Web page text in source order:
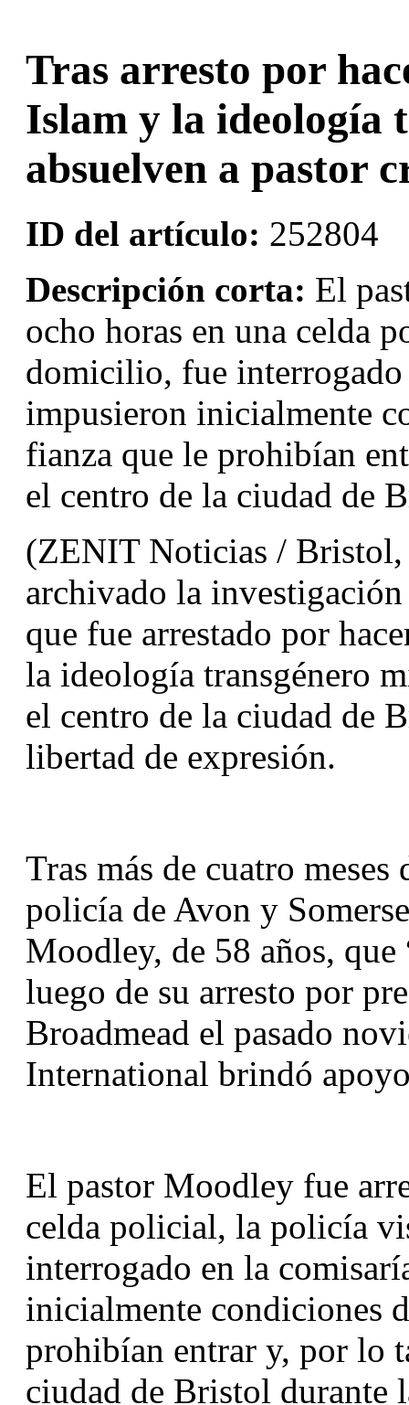
Tras arresto por
Islam y la ideología
absuelven a pastor
ID del artículo: 252804
Descripción corta: El
ocho horas en una celda
domicilio, fue interrogado
impusieron inicialmente
fianza que le prohibían
el centro de la ciudad de
(ZENIT Noticias /
archivado la
que fue arrestado por
la ideología transgénero
el centro de la ciudad de
libertad de expresión.
Tras más de cuatro
policía de Avon y
Moodley, de 58 años, que
luego de su arresto por
Broadmead el pasado
International brindó
El pastor Moodley fue
celda policial, la policía
interrogado en la
inicialmente condiciones
prohibían entrar y, por lo
ciudad de Bristol durante